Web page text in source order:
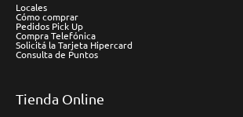
Locales
Cómo comprar
Pedidos Pick Up
Compra Telefónica
Solicitá la Tarjeta Hipercard
Consulta de Puntos
Tienda Online